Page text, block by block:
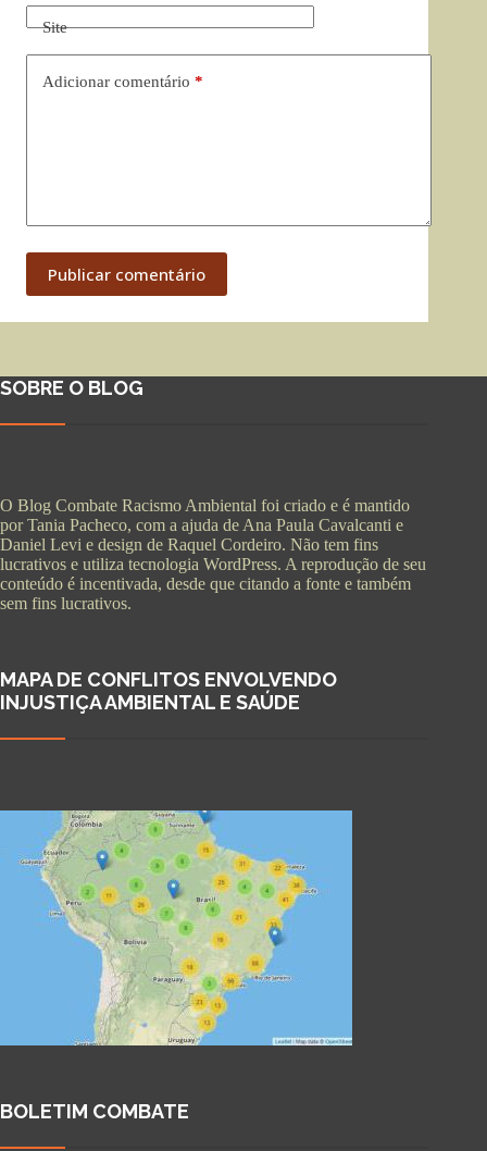
Site
Adicionar comentário *
Publicar comentário
SOBRE O BLOG
O Blog Combate Racismo Ambiental foi criado e é mantido
por Tania Pacheco, com a ajuda de Ana Paula Cavalcanti e
Daniel Levi e design de Raquel Cordeiro. Não tem fins
lucrativos e utiliza tecnologia WordPress. A reprodução de seu
conteúdo é incentivada, desde que citando a fonte e também
sem fins lucrativos.
MAPA DE CONFLITOS ENVOLVENDO
INJUSTIÇA AMBIENTAL E SAÚDE
BOLETIM COMBATE